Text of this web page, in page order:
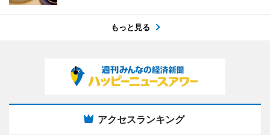
もっと見る
アクセスランキング